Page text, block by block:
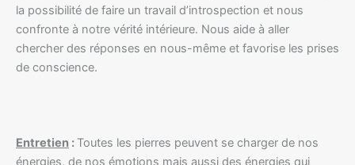
la possibilité de faire un travail d’introspection et nous
confronte à notre vérité intérieure. Nous aide à aller
chercher des réponses en nous-même et favorise les prises
de conscience.
Entretien : Toutes les pierres peuvent se charger de nos
énergies, de nos émotions mais aussi des énergies qui